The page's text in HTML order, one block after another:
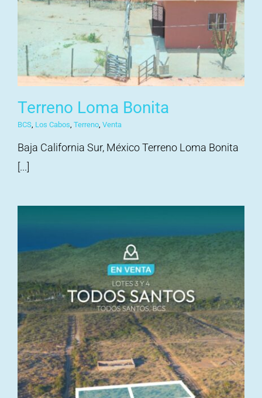
Terreno Loma Bonita
BCS, Los Cabos, Terreno, Venta
Baja California Sur, México Terreno Loma Bonita
[...]